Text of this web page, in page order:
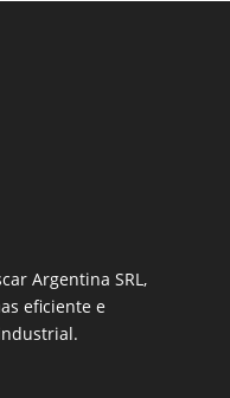
Argentina SRL,
eficiente e